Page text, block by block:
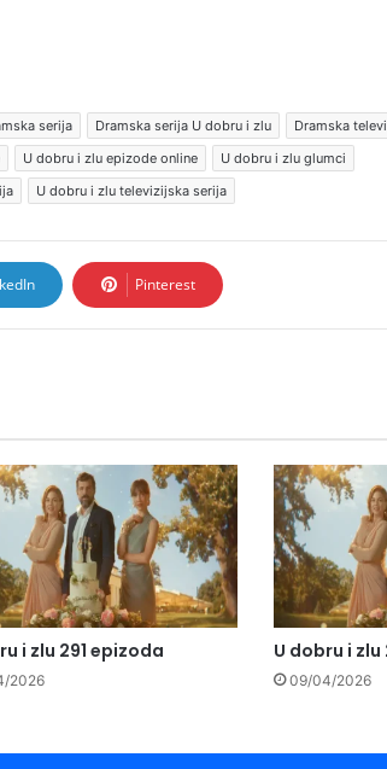
serija Dramska serija U dobru i zlu
Dramska
U dobru i zlu epizode online
U dobru i zlu glumci
U dobru i zlu televizijska serija
Pinterest
i zlu 291 epizoda
2026
U dobru i
09/04/2026